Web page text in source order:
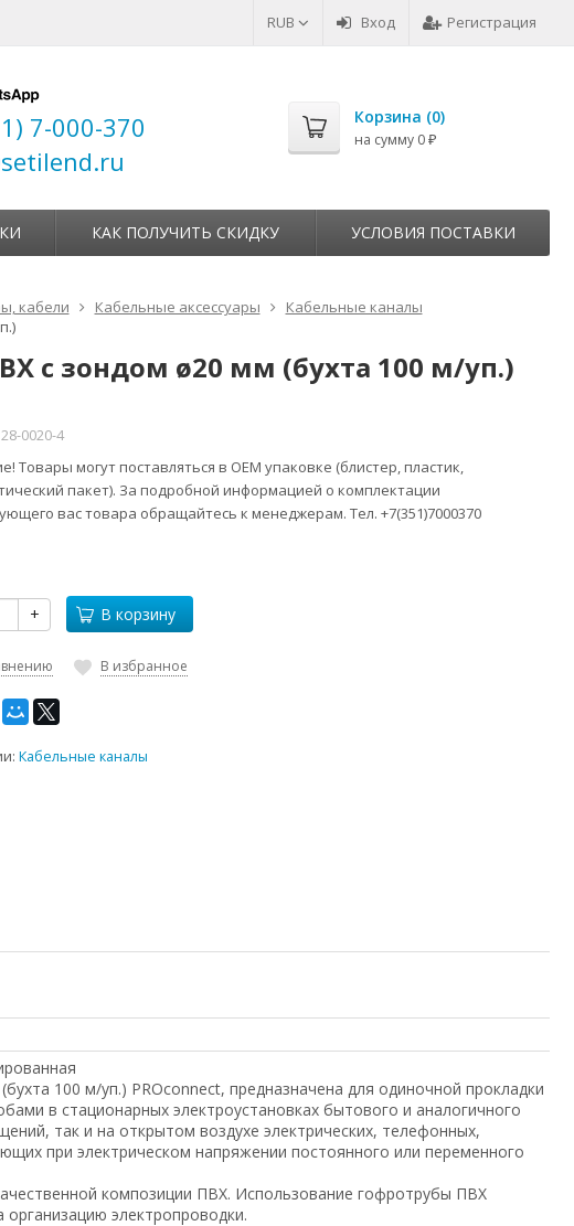
RUB Вход Регистрация
7-000-370
Корзина (0)
на сумму 0 ₽
КАК ПОЛУЧИТЬ СКИДКУ УСЛОВИЯ ПОСТАВКИ
кабели Кабельные аксессуары
Кабельные каналы
с зондом ø20 мм (бухта 100 м/уп.)
28-0020-4
Товары могут поставляться в ОЕМ упаковке (блистер, пластик,
пакет). За подробной информацией о комплектации
вас товара обращайтесь к менеджерам. Тел. +7(351)7000370
+ В корзину
В избранное
Кабельные каналы
100 м/уп.) PROconnect, предназначена для одиночной прокладки
в стационарных электроустановках бытового и аналогичного
так и на открытом воздухе электрических, телефонных,
при электрическом напряжении постоянного или переменного
композиции ПВХ. Использование гофротрубы ПВХ
электропроводки.